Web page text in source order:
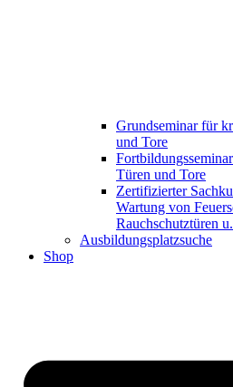
Grundseminar für
und Tore
Türen und Tore
Zertifizierter
Wartung von
Rauchschutztüren
Ausbildungsplatzsuche
Shop